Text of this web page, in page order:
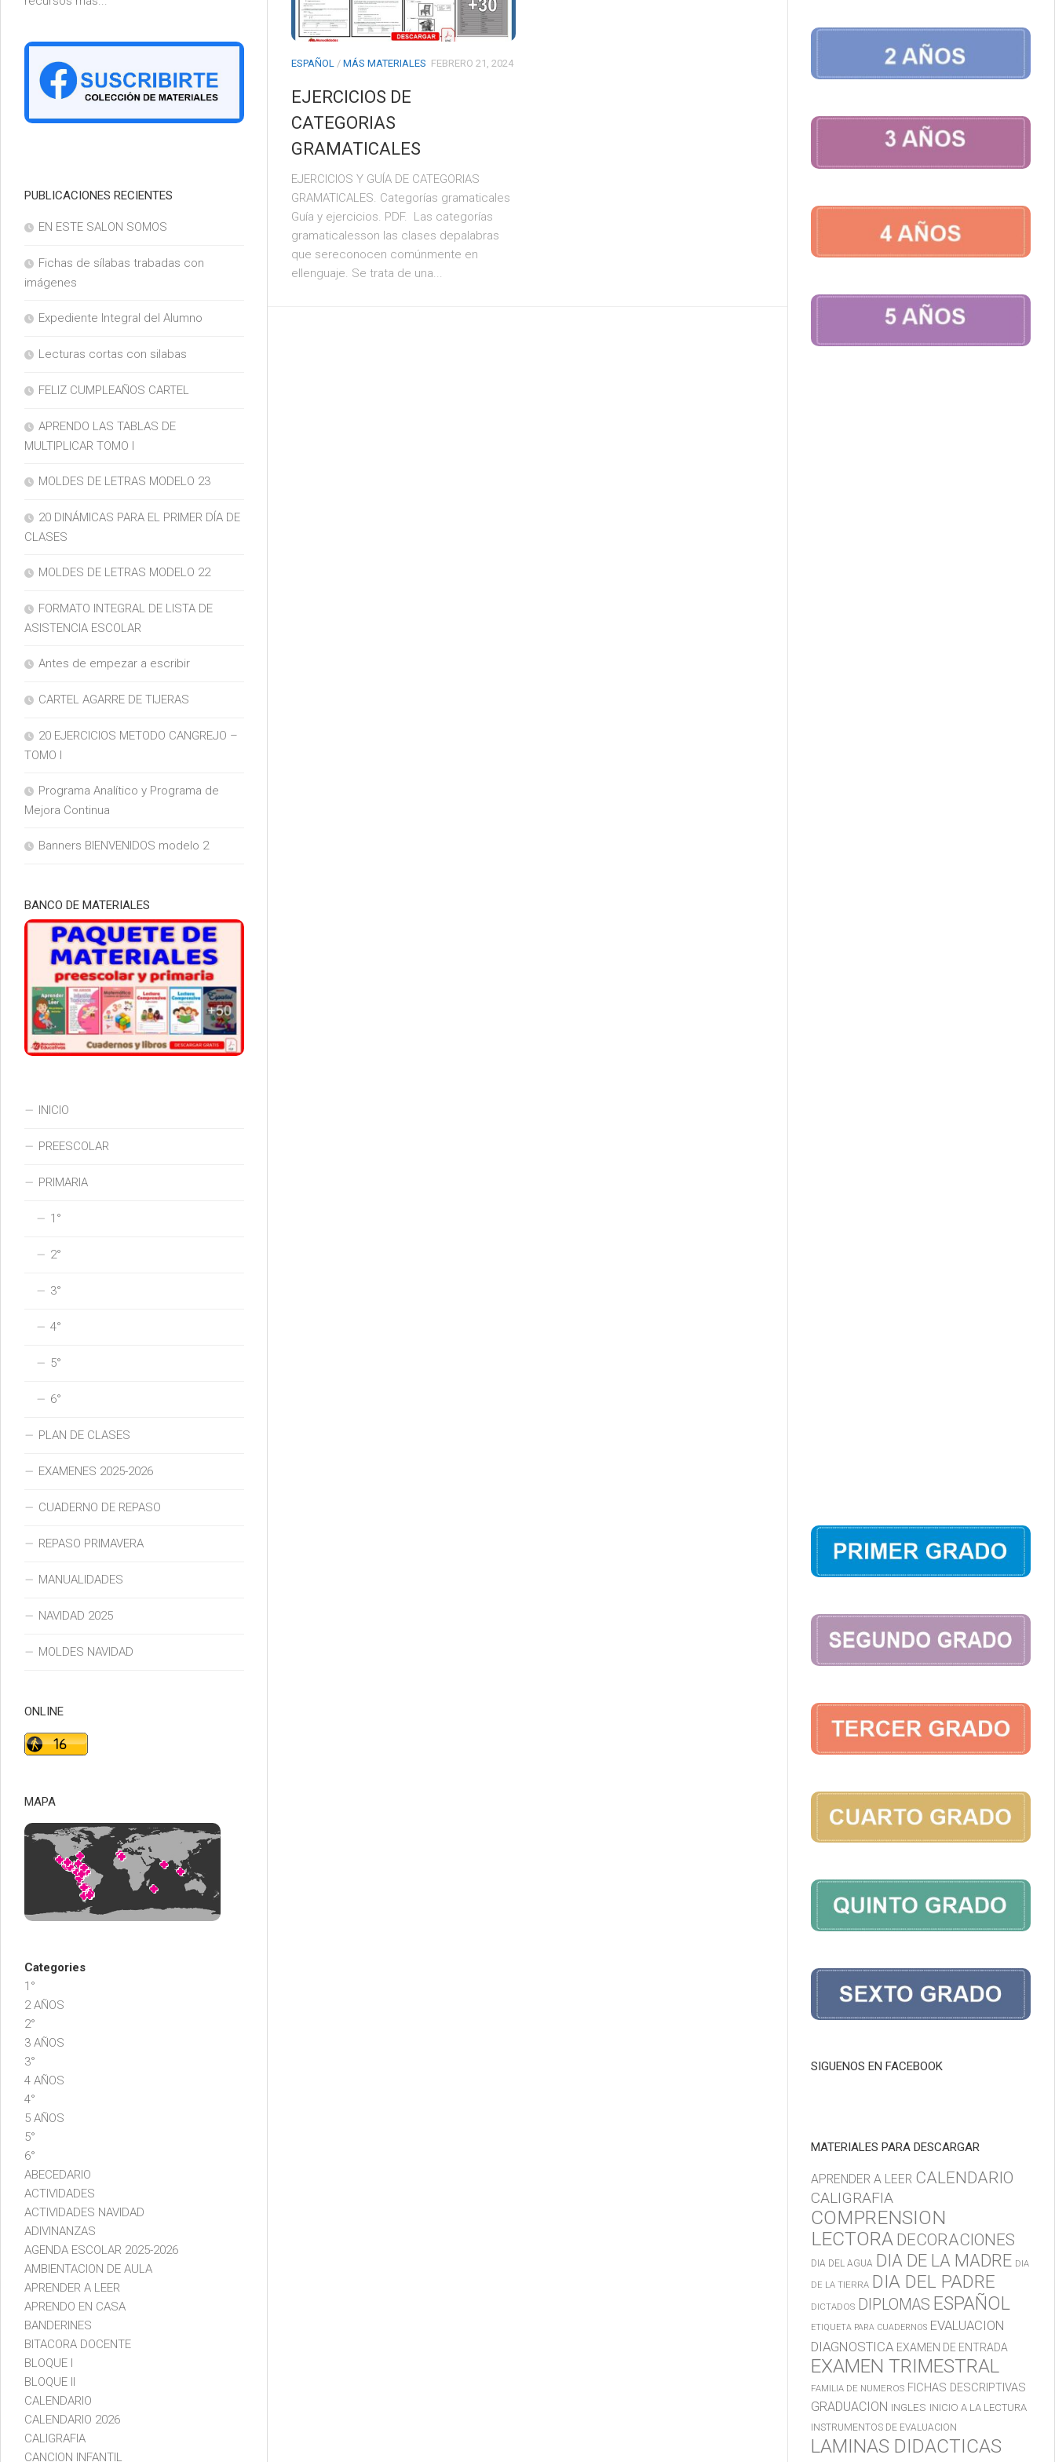
ESPAÑOL / MÁS MATERIALES FEBRERO 21, 2024
EJERCICIOS DE
CATEGORIAS
GRAMATICALES
EJERCICIOS Y GUÍA DE CATEGORIAS
GRAMATICALES. Categorías gramaticales
Guía y ejercicios. PDF. Las categorías
gramaticalesson las clases depalabras
que sereconocen comúnmente en
ellenguaje. Se trata de una...
PUBLICACIONES RECIENTES
EN ESTE SALON SOMOS
Fichas de sílabas trabadas con
imágenes
Expediente Integral del Alumno
Lecturas cortas con silabas
FELIZ CUMPLEAÑOS CARTEL
APRENDO LAS TABLAS DE
MULTIPLICAR TOMO I
MOLDES DE LETRAS MODELO 23
20 DINÁMICAS PARA EL PRIMER DÍA DE
CLASES
MOLDES DE LETRAS MODELO 22
FORMATO INTEGRAL DE LISTA DE
ASISTENCIA ESCOLAR
Antes de empezar a escribir
CARTEL AGARRE DE TIJERAS
20 EJERCICIOS METODO CANGREJO –
TOMO I
Programa Analítico y Programa de
Mejora Continua
Banners BIENVENIDOS modelo 2
BANCO DE MATERIALES
INICIO
PREESCOLAR
PRIMARIA
1°
2°
3°
4°
5°
6°
PLAN DE CLASES
EXAMENES 2025-2026
CUADERNO DE REPASO
REPASO PRIMAVERA
MANUALIDADES
NAVIDAD 2025
MOLDES NAVIDAD
ONLINE
MAPA
Categories
1°
2 AÑOS
2°
3 AÑOS
3°
4 AÑOS
4°
5 AÑOS
5°
6°
ABECEDARIO
ACTIVIDADES
ACTIVIDADES NAVIDAD
ADIVINANZAS
AGENDA ESCOLAR 2025-2026
AMBIENTACION DE AULA
APRENDER A LEER
APRENDO EN CASA
BANDERINES
BITACORA DOCENTE
BLOQUE I
BLOQUE II
CALENDARIO
CALENDARIO 2026
CALIGRAFIA
CANCION INFANTIL
SIGUENOS EN FACEBOOK
MATERIALES PARA DESCARGAR
APRENDER A LEER CALENDARIO
CALIGRAFIA
COMPRENSION
LECTORA DECORACIONES
DIA DEL AGUA DIA DE LA MADRE DIA
DE LA TIERRA DIA DEL PADRE
DICTADOS DIPLOMAS ESPAÑOL
ETIQUETA PARA CUADERNOS EVALUACION
DIAGNOSTICA EXAMEN DE ENTRADA
EXAMEN TRIMESTRAL
FAMILIA DE NUMEROS FICHAS DESCRIPTIVAS
GRADUACION INGLES INICIO A LA LECTURA
INSTRUMENTOS DE EVALUACION
LAMINAS DIDACTICAS